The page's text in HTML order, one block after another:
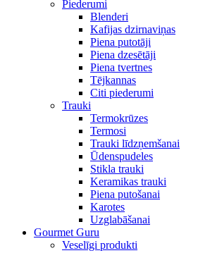
Piederumi
Blenderi
Kafijas dzirnaviņas
Piena putotāji
Piena dzesētāji
Piena tvertnes
Tējkannas
Citi piederumi
Trauki
Termokrūzes
Termosi
Trauki līdzņemšanai
Ūdenspudeles
Stikla trauki
Keramikas trauki
Piena putošanai
Karotes
Uzglabāšanai
Gourmet Guru
Veselīgi produkti